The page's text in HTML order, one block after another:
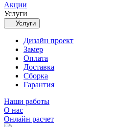
Акции
Услуги
Услуги
Дизайн проект
Замер
Оплата
Доставка
Сборка
Гарантия
Наши работы
О нас
Онлайн расчет